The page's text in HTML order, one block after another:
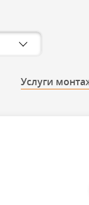
Услуги